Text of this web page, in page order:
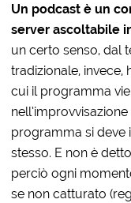
Un podcast è un
server ascoltabile
un certo senso, dal
tradizionale, invece,
cui il programma
programma si deve
stesso. E non è
perciò ogni
se non catturato